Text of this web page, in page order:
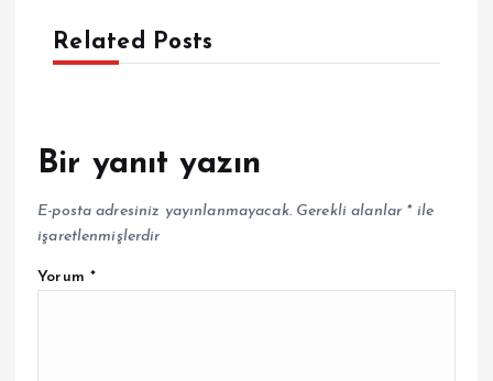
Related Posts
Bir yanıt yazın
E-posta adresiniz yayınlanmayacak. Gerekli alanlar *ile
işaretlenmişlerdir
Yorum *